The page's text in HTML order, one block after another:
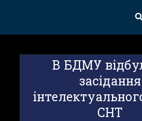
В БДМУ
засідання
СНТ